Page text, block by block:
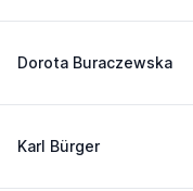
Dorota Buraczewska
Karl Bürger